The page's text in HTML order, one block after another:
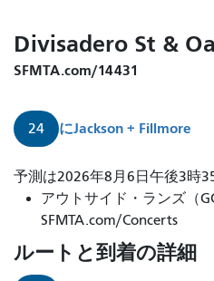
Divisadero St &
SFMTA.com/14431
24 にJackson + Fillmore
予測は2026年8月6日午後3時
アウトサイド・ランズ（
SFMTA.com/Concerts
ルートと到着の詳細